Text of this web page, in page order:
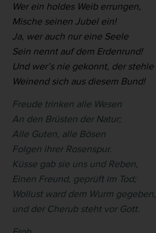
Wer ein holdes Weib errungen,
Mische seinen Jubel ein!
Ja, wer auch nur eine Seele
Sein nennt auf dem Erdenrund!
Und wer’s nie gekonnt, der stehle
Weinend sich aus diesem Bund!
Freude trinken alle Wesen
An den Brüsten der Natur;
Alle Guten, alle Bösen
Folgen ihrer Rosenspur.
Küsse gab sie uns und Reben,
Einen Freund, geprüft im Tod;
Wollust ward dem Wurm gegeben,
und der Cherub steht vor Gott.